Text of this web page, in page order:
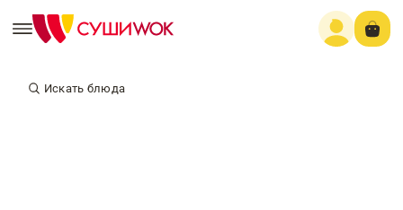
Искать блюда